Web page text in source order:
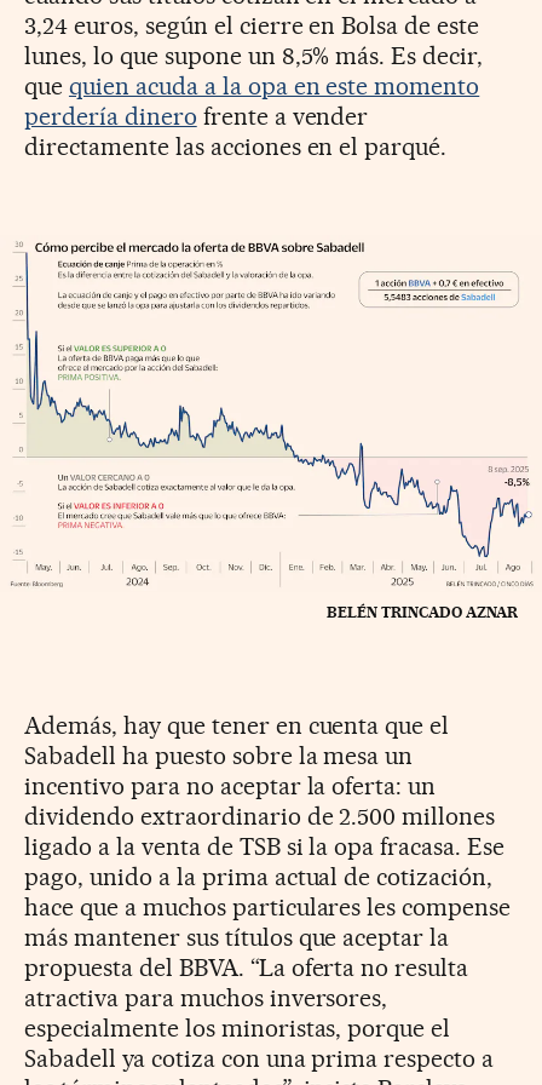
3,24 euros, según el cierre en Bolsa de este
lunes, lo que supone un 8,5% más. Es decir,
que quien acuda a la opa en este momento
perdería dinero frente a vender
directamente las acciones en el parqué.
BELÉN TRINCADO AZNAR
Además, hay que tener en cuenta que el
Sabadell ha puesto sobre la mesa un
incentivo para no aceptar la oferta: un
dividendo extraordinario de 2.500 millones
ligado a la venta de TSB si la opa fracasa. Ese
pago, unido a la prima actual de cotización,
hace que a muchos particulares les compense
más mantener sus títulos que aceptar la
propuesta del BBVA. “La oferta no resulta
atractiva para muchos inversores,
especialmente los minoristas, porque el
Sabadell ya cotiza con una prima respecto a